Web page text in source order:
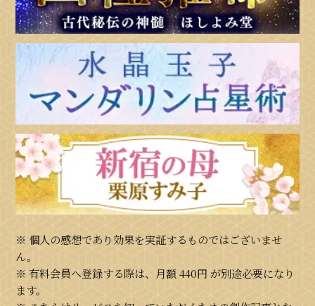
※ 個人の感想であり効果を実証するものではございませ
ん。
※ 有料会員へ登録する際は、月額440円 が別途必要になり
ます。